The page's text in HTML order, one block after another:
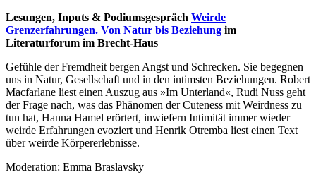
Lesungen, Inputs & Podiumsgespräch Weirde
Grenzerfahrungen. Von Natur bis Beziehung im
Literaturforum im Brecht-Haus
Gefühle der Fremdheit bergen Angst und Schrecken. Sie begegnen
uns in Natur, Gesellschaft und in den intimsten Beziehungen. Robert
Macfarlane liest einen Auszug aus »Im Unterland«, Rudi Nuss geht
der Frage nach, was das Phänomen der Cuteness mit Weirdness zu
tun hat, Hanna Hamel erörtert, inwiefern Intimität immer wieder
weirde Erfahrungen evoziert und Henrik Otremba liest einen Text
über weirde Körpererlebnisse.
Moderation: Emma Braslavsky